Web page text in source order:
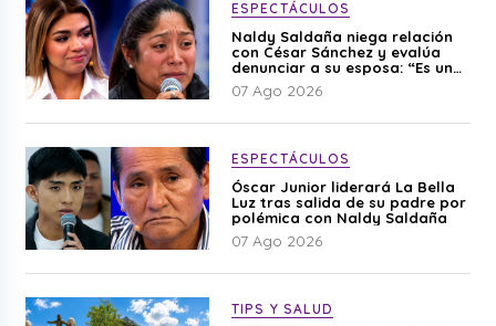
ESPECTÁCULOS
Naldy Saldaña niega relación
con César Sánchez y evalúa
denunciar a su esposa: “Es una
difamación”
07 Ago 2026
ESPECTÁCULOS
Óscar Junior liderará La Bella
Luz tras salida de su padre por
polémica con Naldy Saldaña
07 Ago 2026
TIPS Y SALUD